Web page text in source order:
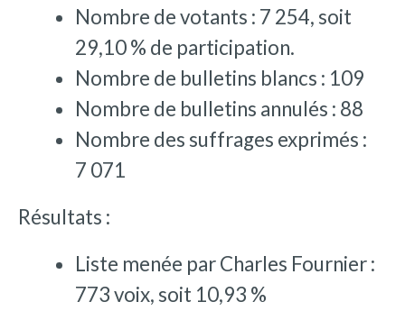
Nombre de votants : 7 254, soit
29,10 % de participation.
Nombre de bulletins blancs : 109
Nombre de bulletins annulés : 88
Nombre des suffrages exprimés :
7 071
Résultats :
Liste menée par Charles Fournier :
773 voix, soit 10,93 %